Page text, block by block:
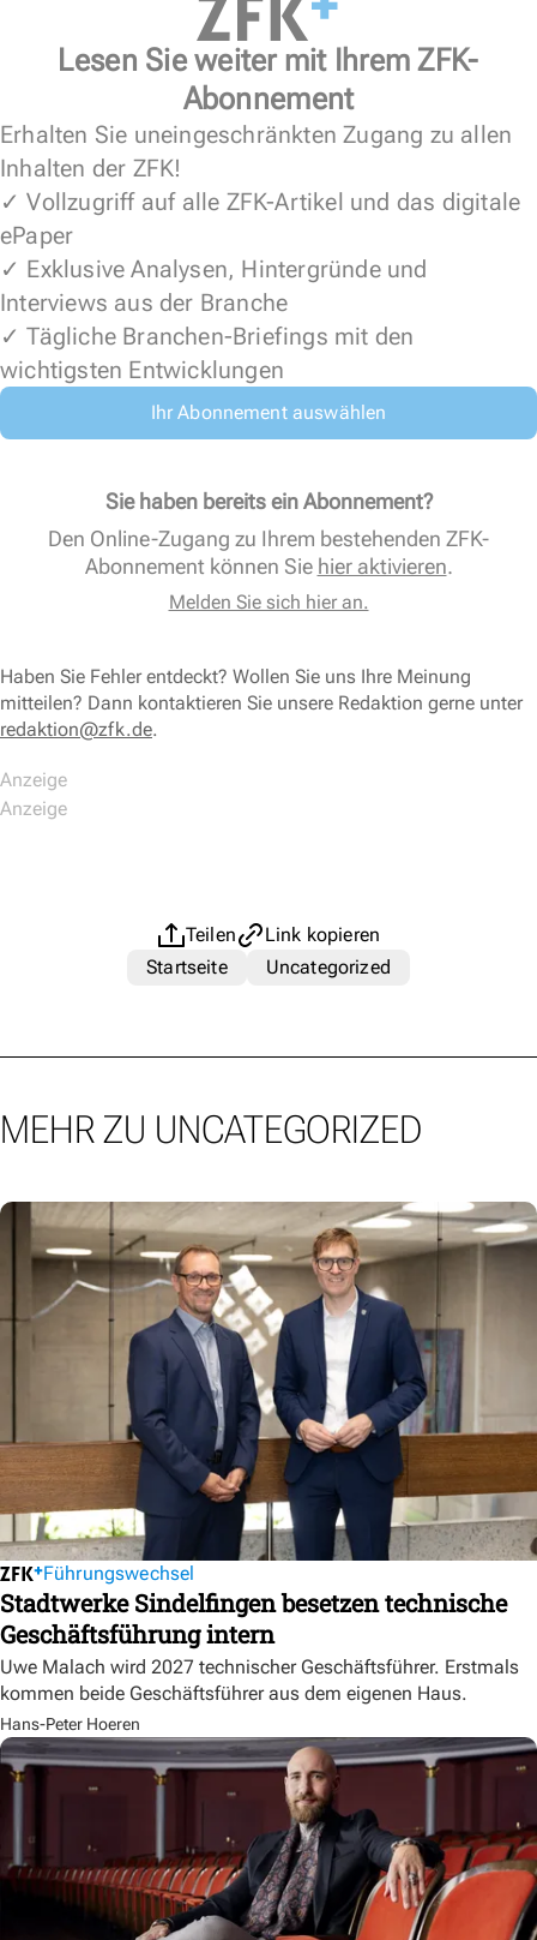
Lesen Sie weiter mit Ihrem ZFK-
Abonnement
Erhalten Sie uneingeschränkten Zugang zu allen
Inhalten der ZFK!
✓ Vollzugriff auf alle ZFK-Artikel und das digitale
ePaper
✓ Exklusive Analysen, Hintergründe und
Interviews aus der Branche
✓ Tägliche Branchen-Briefings mit den
wichtigsten Entwicklungen
Ihr Abonnement auswählen
Sie haben bereits ein Abonnement?
Den Online-Zugang zu Ihrem bestehenden ZFK-
Abonnement können Sie hier aktivieren.
Melden Sie sich hier an.
Haben Sie Fehler entdeckt? Wollen Sie uns Ihre Meinung
mitteilen? Dann kontaktieren Sie unsere Redaktion gerne unter
redaktion@zfk.de.
Teilen
Link kopieren
Startseite
Uncategorized
MEHR ZU UNCATEGORIZED
Führungswechsel
Stadtwerke Sindelfingen besetzen technische
Geschäftsführung intern
Uwe Malach wird 2027 technischer Geschäftsführer. Erstmals
kommen beide Geschäftsführer aus dem eigenen Haus.
Hans-Peter Hoeren